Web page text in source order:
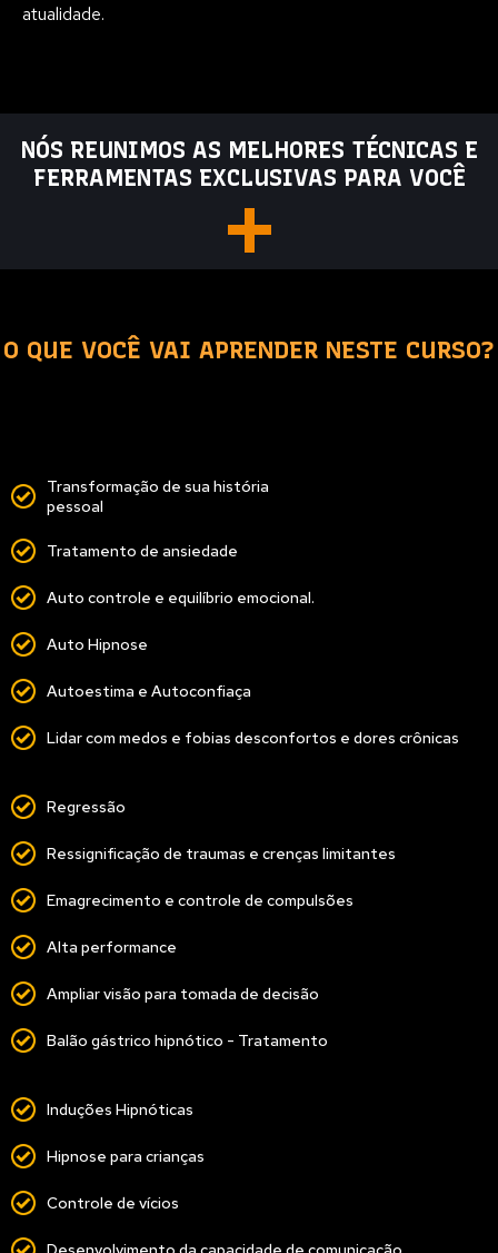
atualidade.
NÓS REUNIMOS AS MELHORES TÉCNICAS E
FERRAMENTAS EXCLUSIVAS PARA VOCÊ
+
O QUE VOCÊ VAI APRENDER NESTE CURSO?
Transformação de sua história
pessoal
Tratamento de ansiedade
Auto controle e equilíbrio emocional.
Auto Hipnose
Autoestima e Autoconfiaça
Lidar com medos e fobias desconfortos e dores crônicas
Regressão
Ressignificação de traumas e crenças limitantes
Emagrecimento e controle de compulsões
Alta performance
Ampliar visão para tomada de decisão
Balão gástrico hipnótico - Tratamento
Induções Hipnóticas
Hipnose para crianças
Controle de vícios